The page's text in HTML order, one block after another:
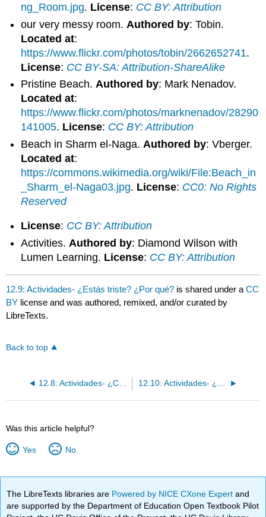
ng_Room.jpg. License: CC BY: Attribution
our very messy room. Authored by: Tobin.
Located at:
https://www.flickr.com/photos/tobin/2662652741.
License: CC BY-SA: Attribution-ShareAlike
Pristine Beach.Authored by: Mark Nenadov.
Located at:
https://www.flickr.com/photos/marknenadov/28290
141005. License: CC BY: Attribution
Beach in Sharm el-Naga. Authored by: Vberger.
Located at:
https://commons.wikimedia.org/wiki/File:Beach_in
_Sharm_el-Naga03.jpg. License: CC0: No Rights
Reserved
License: CC BY: Attribution
Activities. Authored by: Diamond Wilson with
Lumen Learning. License: CC BY: Attribution
12.9: Actividades- ¿Estás triste? ¿Por qué? is shared under aCC
BY license and was authored, remixed, and/or curated by
LibreTexts.
Back to top
12.8: Actividades- ¿Cómo pasas tu tiempo libre? 12.10: Actividades- ¿Cuál es tu comida favorita?
Was this article helpful?
Yes No
The LibreTexts libraries are Powered by NICE CXone Expertand
are supported by the Department of Education Open Textbook Pilot